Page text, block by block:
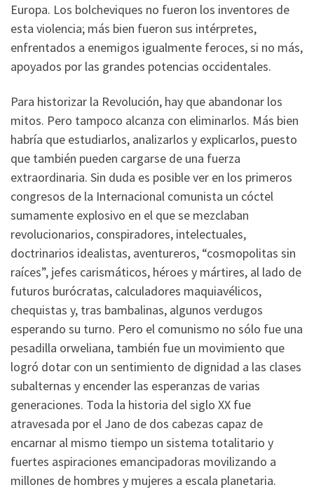
Europa. Los bolcheviques no fueron los inventores de
esta violencia; más bien fueron sus intérpretes,
enfrentados a enemigos igualmente feroces, si no más,
apoyados por las grandes potencias occidentales.
Para historizar la Revolución, hay que abandonar los
mitos. Pero tampoco alcanza con eliminarlos. Más bien
habría que estudiarlos, analizarlos y explicarlos, puesto
que también pueden cargarse de una fuerza
extraordinaria. Sin duda es posible ver en los primeros
congresos de la Internacional comunista un cóctel
sumamente explosivo en el que se mezclaban
revolucionarios, conspiradores, intelectuales,
doctrinarios idealistas, aventureros, “cosmopolitas sin
raíces”, jefes carismáticos, héroes y mártires, al lado de
futuros burócratas, calculadores maquiavélicos,
chequistas y, tras bambalinas, algunos verdugos
esperando su turno. Pero el comunismo no sólo fue una
pesadilla orweliana, también fue un movimiento que
logró dotar con un sentimiento de dignidad a las clases
subalternas y encender las esperanzas de varias
generaciones. Toda la historia del siglo XX fue
atravesada por el Jano de dos cabezas capaz de
encarnar al mismo tiempo un sistema totalitario y
fuertes aspiraciones emancipadoras movilizando a
millones de hombres y mujeres a escala planetaria.